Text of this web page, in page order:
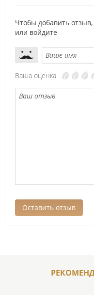
Чтобы добавить
или войдите
Ваша оценка